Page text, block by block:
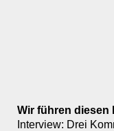
Wir führen diesen
Interview: Drei